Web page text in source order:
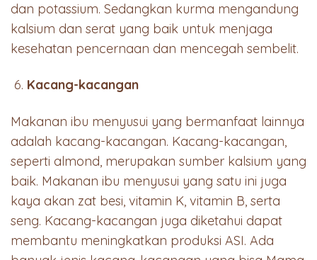
dan potassium. Sedangkan kurma mengandung
kalsium dan serat yang baik untuk menjaga
kesehatan pencernaan dan mencegah sembelit.
Kacang-kacangan
Makanan ibu menyusui yang bermanfaat lainnya
adalah kacang-kacangan. Kacang-kacangan,
seperti almond, merupakan sumber kalsium yang
baik. Makanan ibu menyusui yang satu ini juga
kaya akan zat besi, vitamin K, vitamin B, serta
seng. Kacang-kacangan juga diketahui dapat
membantu meningkatkan produksi ASI. Ada